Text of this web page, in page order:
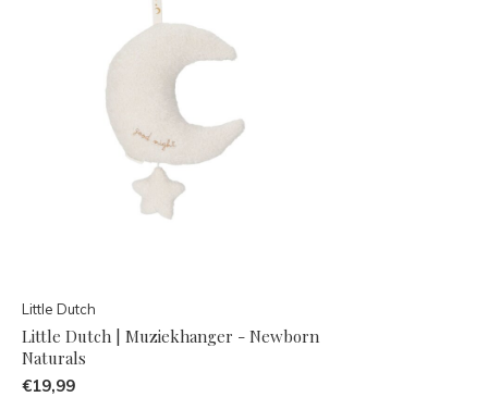
Little Dutch
Little Dutch | Muziekhanger - Newborn
Naturals
€19,99